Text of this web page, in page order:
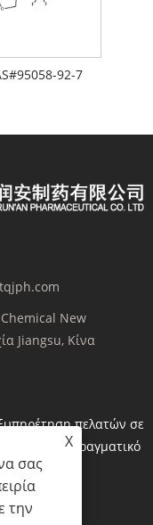
92-7
New
Jiangsu, Κίνα
πελατών σε
σε πραγματικό
X
σας
την